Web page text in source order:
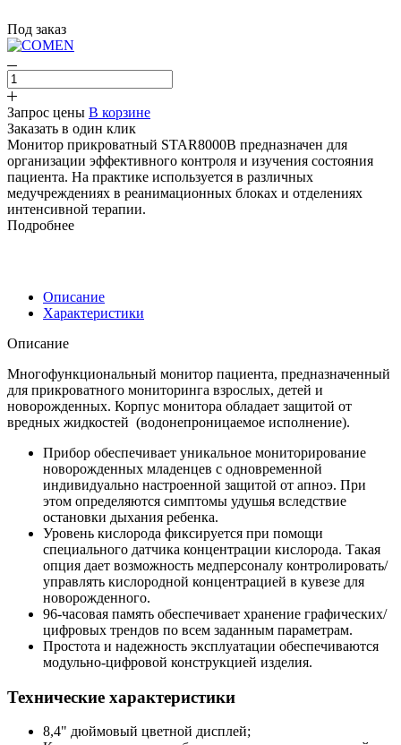
Под заказ
Запрос цены В корзине
Заказать в один клик
Монитор прикроватный STAR8000B предназначен для
организации эффективного контроля и изучения состояния
пациента. На практике используется в различных
медучреждениях в реанимационных блоках и отделениях
интенсивной терапии.
Подробнее
Описание
Характеристики
Описание
Многофункциональный монитор пациента, предназначенный
для прикроватного мониторинга взрослых, детей и
новорожденных. Корпус монитора обладает защитой от
вредных жидкостей (водонепроницаемое исполнение).
Прибор обеспечивает уникальное мониторирование
новорожденных младенцев с одновременной
индивидуально настроенной защитой от апноэ. При
этом определяются симптомы удушья вследствие
остановки дыхания ребенка.
Уровень кислорода фиксируется при помощи
специального датчика концентрации кислорода. Такая
опция дает возможность медперсоналу контролировать/
управлять кислородной концентрацией в кувезе для
новорожденного.
96-часовая память обеспечивает хранение графических/
цифровых трендов по всем заданным параметрам.
Простота и надежность эксплуатации обеспечиваются
модульно-цифровой конструкцией изделия.
Технические характеристики
8,4" дюймовый цветной дисплей;